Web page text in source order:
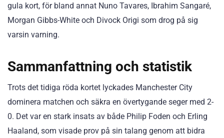
gula kort, för bland annat Nuno Tavares, Ibrahim Sangaré,
Morgan Gibbs-White och Divock Origi som drog på sig
varsin varning.
Sammanfattning och statistik
Trots det tidiga röda kortet lyckades Manchester City
dominera matchen och säkra en övertygande seger med 2-
0. Det var en stark insats av både Philip Foden och Erling
Haaland, som visade prov på sin talang genom att bidra